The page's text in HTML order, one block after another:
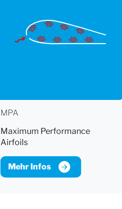
MPA
Maximum Performance
Airfoils
Mehr Infos